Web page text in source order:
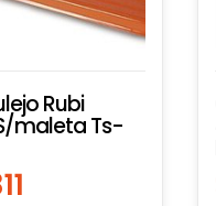
Rubi
maleta Ts-